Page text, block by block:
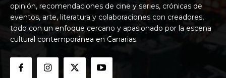
opinión, recomendaciones de cine y series, crónicas de
eventos, arte, literatura y colaboraciones con creadores,
todo con un enfoque cercano y apasionado por la escena
cultural contemporánea en Canarias.